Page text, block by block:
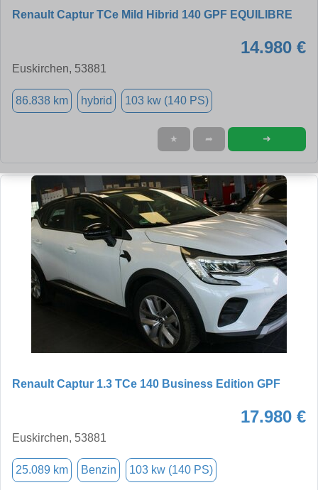
Renault Captur TCe Mild Hibrid 140 GPF EQUILIBRE
14.980 €
Euskirchen, 53881
86.838 km hybrid 103 kw (140 PS)
★ ➦ ➜
Renault Captur 1.3 TCe 140 Business Edition GPF
17.980 €
Euskirchen, 53881
25.089 km Benzin 103 kw (140 PS)